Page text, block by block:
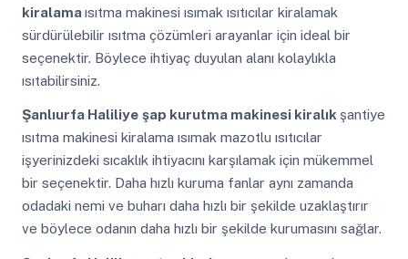
kiralamaısıtma makinesi ısımak ısıtıcılar kiralamak
sürdürülebilir ısıtma çözümleri arayanlar için ideal bir
seçenektir. Böylece ihtiyaç duyulan alanı kolaylıkla
ısıtabilirsiniz.
Şanlıurfa Haliliye şap kurutma makinesi kiralık şantiye
ısıtma makinesi kiralama ısımak mazotlu ısıtıcılar
işyerinizdeki sıcaklık ihtiyacını karşılamak için mükemmel
bir seçenektir. Daha hızlı kuruma fanlar aynı zamanda
odadaki nemi ve buharı daha hızlı bir şekilde uzaklaştırır
ve böylece odanın daha hızlı bir şekilde kurumasını sağlar.